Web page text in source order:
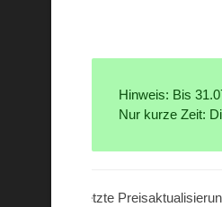
Hinweis: Bis
Nur kurze Zeit:
Letzte